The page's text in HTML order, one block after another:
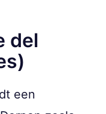
del
een